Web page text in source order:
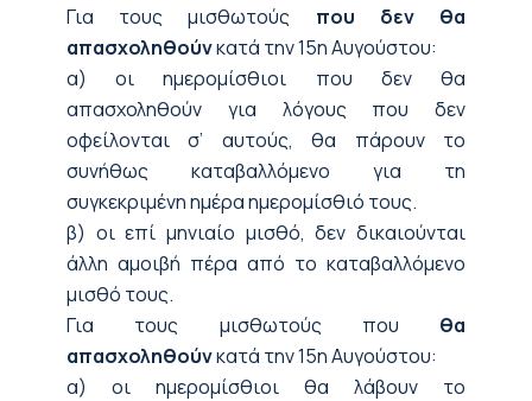
Για τους μισθωτούς που δεν θα
απασχοληθούνκατά την 15η Αυγούστου:
α) οι ημερομίσθιοι που δεν θα
απασχοληθούν για λόγους που δεν
οφείλονται σ’ αυτούς, θα πάρουν το
συνήθως καταβαλλόμενο για τη
συγκεκριμένη ημέρα ημερομίσθιό τους.
β) οι επί μηνιαίο μισθό, δεν δικαιούνται
άλλη αμοιβή πέρα από το καταβαλλόμενο
μισθό τους.
Για τους μισθωτούς που θα
απασχοληθούνκατά την 15η Αυγούστου:
α) οι ημερομίσθιοι θα λάβουν το